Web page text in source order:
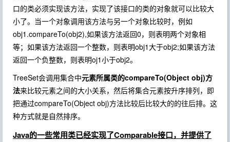
口的类必须实现该方法，实现了该接口的类的对象就可以比较大
小了。当一个对象调用该方法与另一个对象比较时，例如
obj1.compareTo(obj2),如果该方法返回0，则表明两个对象相
等；如果该方法返回一个整数，则表明obj1大于obj2;如果该方法
返回一个负整数，则表明oj1小于obj2。
TreeSet会调用集合中元素所属类的compareTo(Object obj)方
法来比较元素之间的大小关系，然后将集合元素按升序排列，即
把通过compareTo(Object obj)方法比较后比较大的的往后排。这
种方式就是自然排序。
Java的一些常用类已经实现了Comparable接口，并提供了